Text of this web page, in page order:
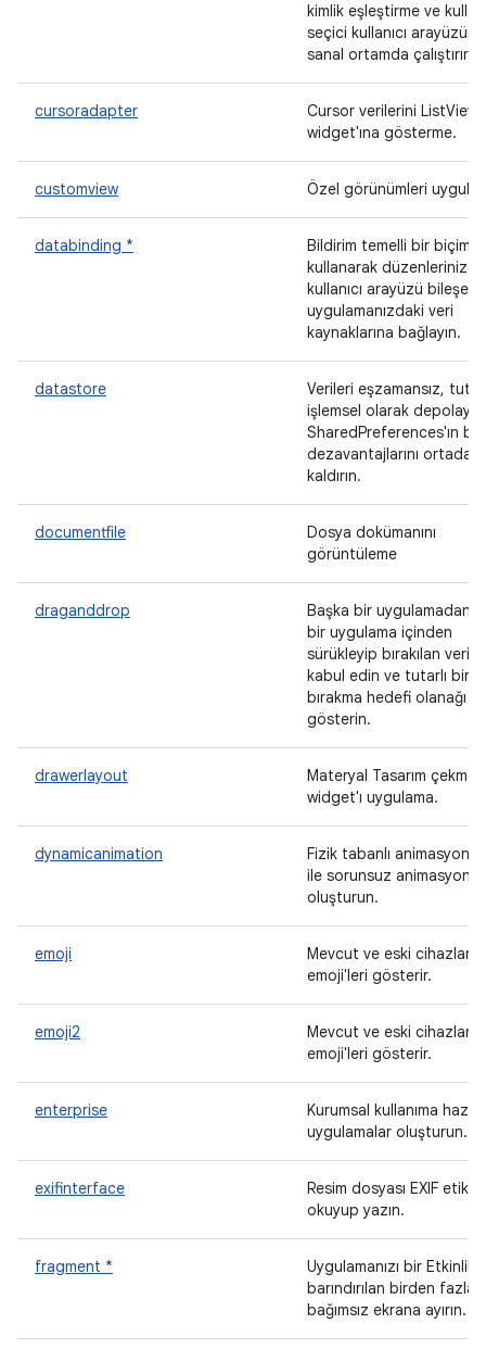
kimlik eşleştirme ve
seçici kullanıcı
sanal ortamda çalıştırır.
cursoradapter
Cursor verilerini ListView
widget'ına gösterme.
customview Özel görünümleri
databinding *
Bildirim temelli bir biçim
kullanarak
kullanıcı arayüzü
uygulamanızdaki veri
kaynaklarına bağlayın.
datastore
Verileri eşzamansız,
işlemsel olarak
SharedPreferences'ın
dezavantajlarını ortadan
kaldırın.
documentfile
Dosya dokümanını
görüntüleme
draganddrop
Başka bir uygulamadan
bir uygulama içinden
sürükleyip bırakılan
kabul edin ve tutarlı bir
bırakma hedefi olanağı
gösterin.
drawerlayout
Materyal Tasarım
widget'ı uygulama.
dynamicanimation
Fizik tabanlı animasyon
ile sorunsuz
oluşturun.
emoji
Mevcut ve eski
emoji'leri gösterir.
emoji2
Mevcut ve eski
emoji'leri gösterir.
enterprise
Kurumsal kullanıma hazır
uygulamalar oluşturun.
exifinterface
Resim dosyası EXIF
okuyup yazın.
fragment *
Uygulamanızı bir Etkinlik
barındırılan birden fazla
bağımsız ekrana ayırın.